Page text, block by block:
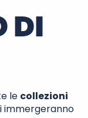
DI
le collezioni
immergeranno